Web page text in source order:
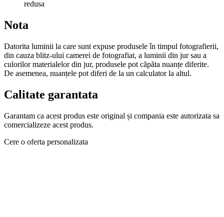
redusa
Nota
Datorita luminii la care sunt expuse produsele în timpul fotografierii,
din cauza blitz-ului camerei de fotografiat, a luminii din jur sau a
culorilor materialelor din jur, produsele pot căpăta nuanțe diferite.
De asemenea, nuanțele pot diferi de la un calculator la altul.
Calitate garantata
Garantam ca acest produs este original și compania este autorizata sa
comercializeze acest produs.
Cere o oferta personalizata